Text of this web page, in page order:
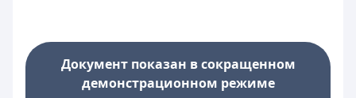
Документ показан в сокращенном
демонстрационном режиме